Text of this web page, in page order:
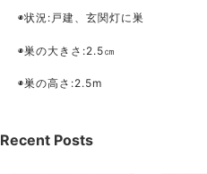
◉状況:戸建、玄関灯に巣
◉巣の大きさ:2.5㎝
◉巣の高さ:2.5m
Recent Posts